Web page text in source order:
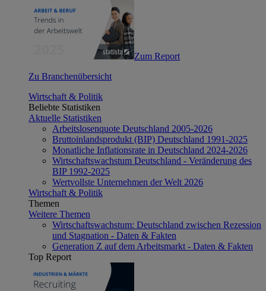
Zum Report
Zu Branchenübersicht
Wirtschaft & Politik
Beliebte Statistiken
Aktuelle Statistiken
Arbeitslosenquote Deutschland 2005-2026
Bruttoinlandsprodukt (BIP) Deutschland 1991-2025
Monatliche Inflationsrate in Deutschland 2024-2026
Wirtschaftswachstum Deutschland - Veränderung des
BIP 1992-2025
Wertvollste Unternehmen der Welt 2026
Wirtschaft & Politik
Themen
Weitere Themen
Wirtschaftswachstum: Deutschland zwischen Rezession
und Stagnation - Daten & Fakten
Generation Z auf dem Arbeitsmarkt - Daten & Fakten
Top Report